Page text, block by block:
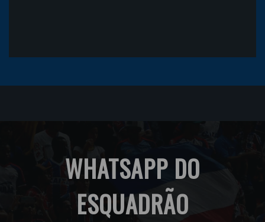
WHATSAPP DO
ESQUADRÃO